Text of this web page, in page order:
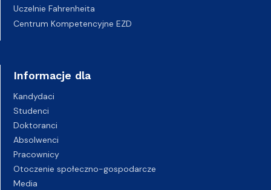
Uczelnie Fahrenheita
Centrum Kompetencyjne EZD
Informacje dla
Kandydaci
Studenci
Doktoranci
Absolwenci
Pracownicy
Otoczenie społeczno-gospodarcze
Media